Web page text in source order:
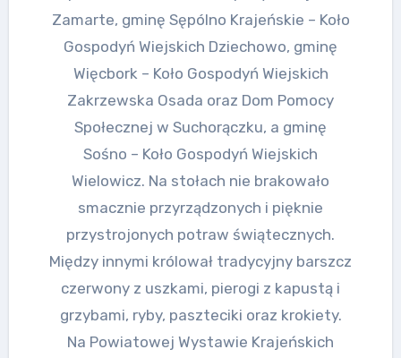
Zamarte, gminę Sępólno Krajeńskie – Koło
Gospodyń Wiejskich Dziechowo, gminę
Więcbork – Koło Gospodyń Wiejskich
Zakrzewska Osada oraz Dom Pomocy
Społecznej w Suchorączku, a gminę
Sośno – Koło Gospodyń Wiejskich
Wielowicz. Na stołach nie brakowało
smacznie przyrządzonych i pięknie
przystrojonych potraw świątecznych.
Między innymi królował tradycyjny barszcz
czerwony z uszkami, pierogi z kapustą i
grzybami, ryby, paszteciki oraz krokiety.
Na Powiatowej Wystawie Krajeńskich